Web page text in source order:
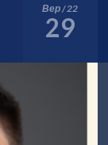
Вер / 22
29